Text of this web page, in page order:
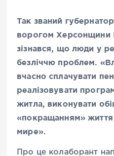
Так званий
ворогом Херсонщини
зізнався, що люди у
безліччю проблем.
вчасно сплачувати
реалізовувати
житла, виконувати
«покращанням»
мире».
Про це колаборант